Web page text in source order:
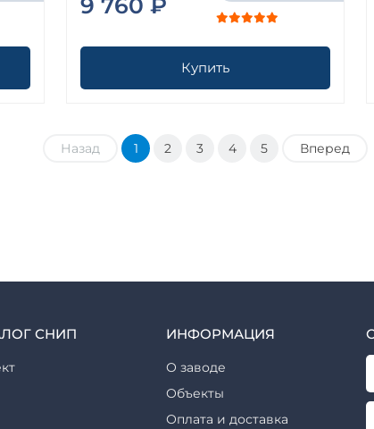
9 760 ₽
Купить
Назад 1 2 3 4 5 Вперед
СНИП ИНФОРМАЦИЯ
О заводе
Объекты
Оплата и доставка